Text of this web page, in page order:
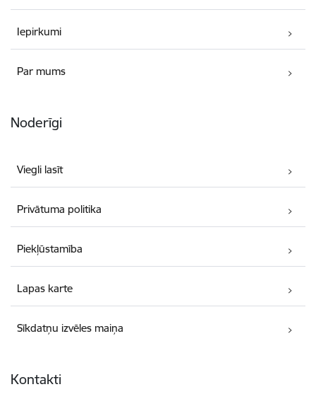
Iepirkumi
Par mums
Noderīgi
Viegli lasīt
Privātuma politika
Piekļūstamība
Lapas karte
Sīkdatņu izvēles maiņa
Kontakti